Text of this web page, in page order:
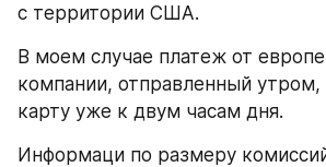
с территории США.
В моем случае платеж от
компании, отправленный утром,
карту уже к двум часам дня.
Информаци по размеру